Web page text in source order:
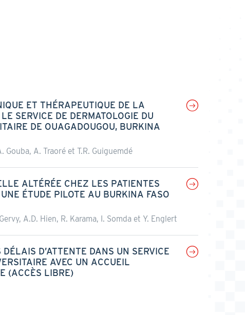
ET THÉRAPEUTIQUE DE LA
SERVICE DE DERMATOLOGIE DU
DE OUAGADOUGOU, BURKINA
Gouba, A. Traoré et T.R. Guiguemdé
ALTÉRÉE CHEZ LES PATIENTES
ÉTUDE PILOTE AU BURKINA FASO
A.D. Hien, R. Karama, I. Somda et Y. Englert
D’ATTENTE DANS UN SERVICE
AVEC UN ACCUEIL
(ACCÈS LIBRE)